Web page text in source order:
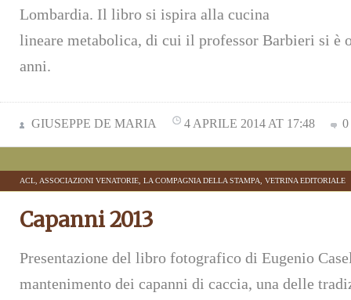
Lombardia. Il libro si ispira alla cucina
lineare metabolica, di cui il professor Barbieri si è
anni.
GIUSEPPE DE MARIA 4 APRILE 2014 AT 17:48
ACL ASSOCIAZIONI VENATORIE LA COMPAGNIA DELLA STAMPA VETRINA EDITORIALE
Capanni 2013
Presentazione del libro fotografico di Eugenio
mantenimento dei capanni di caccia, una delle